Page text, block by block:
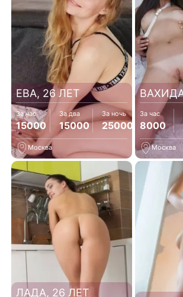
ЕВА, 26 ЛЕТ
За час
15000
За два
15000
За ночь
25000
Москва
За час
8000
Москва
ЛАДА, 26 ЛЕТ